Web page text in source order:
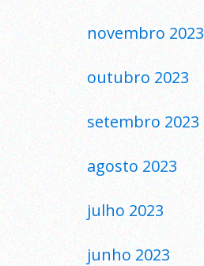
novembro 2023
outubro 2023
setembro 2023
agosto 2023
julho 2023
junho 2023